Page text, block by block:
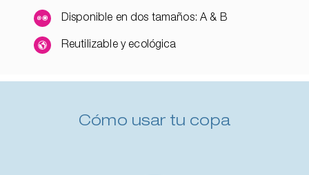
Disponible en dos tamaños: A & B
Reutilizable y ecológica
Cómo usar tu copa